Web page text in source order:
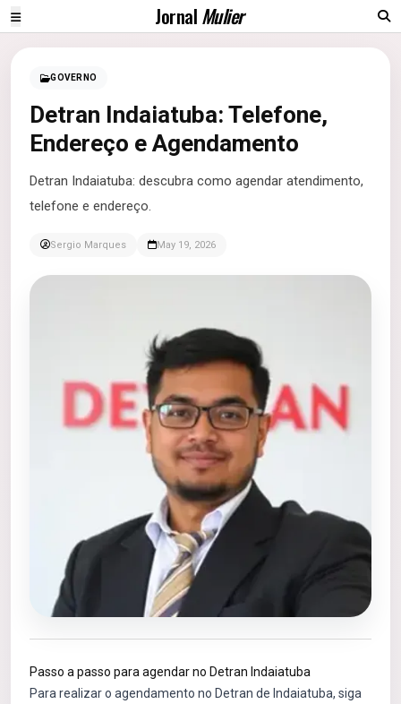
JornalMulier
GOVERNO
Detran Indaiatuba: Telefone,
Endereço e Agendamento
Detran Indaiatuba: descubra como agendar atendimento,
telefone e endereço.
Sergio Marques May 19, 2026
Passo a passo para agendar no Detran Indaiatuba
Para realizar o agendamento no Detran de Indaiatuba, siga